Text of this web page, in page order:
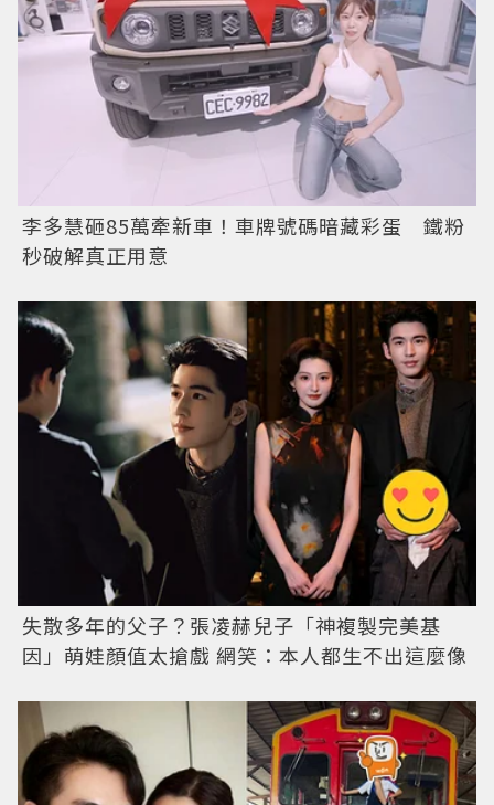
李多慧砸85萬牽新車！車牌號碼暗藏彩蛋 鐵粉
秒破解真正用意
失散多年的父子？張凌赫兒子「神複製完美基
因」萌娃顏值太搶戲 網笑：本人都生不出這麼像